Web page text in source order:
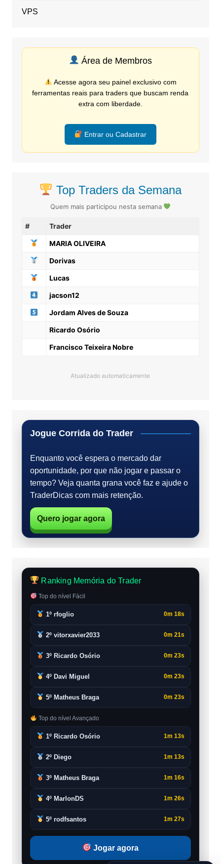
VPS
Área de Membros
Acesse agora seu painel exclusivo com
ferramentas reais para traders que buscam renda
extra com liberdade.
Entrar ou Cadastrar
Top Traders da Semana
Quem mais participou nesta semana
# Trader
MARIA OLIVEIRA
Dorivas
Lucas
jacson12
Jordam Alves de Souza
Ricardo Osório
Francisco Teixeira Nobre
Atualizado automaticamente
Jogue Corrida do Trader
Enquanto você espera o mercado dar
oportunidade, por que não jogar e passar o
tempo? Veja quanta grana você faz e ajude o
TraderDicas com mais retenção.
Quero jogar agora
Ranking Memória do Trader
Top do nível Fácil
1º rfoglio 0m 18s
2º vitorxavier2033 0m 21s
3º Ricardo Osório 0m 23s
4º Davi Miguel 0m 23s
5º Matheus Braga 0m 23s
Top do nível Avançado
1º Ricardo Osório 1m 13s
2º Diego 1m 13s
3º Matheus Braga 1m 16s
4º MarlonDS 1m 26s
5º rodfsantos 1m 27s
Jogar agora